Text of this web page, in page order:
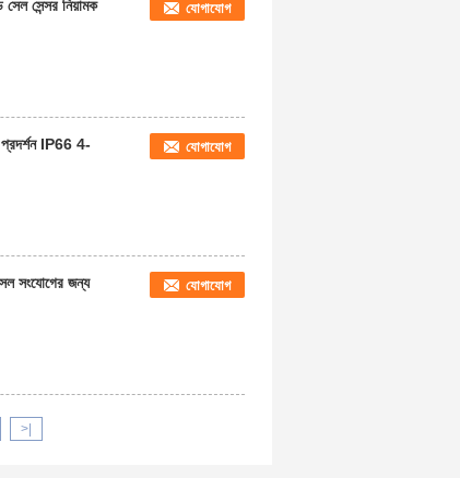
সেন্সর নিয়ামক
যোগাযোগ
IP66 4-
যোগাযোগ
সংযোগের জন্য
যোগাযোগ
>|